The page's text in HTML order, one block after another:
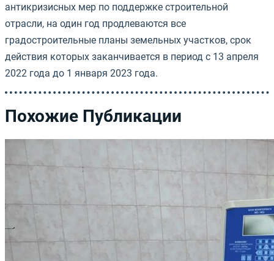
антикризисных мер по поддержке строительной
отрасли, на один год продлеваются все
градостроительные планы земельных участков, срок
действия которых заканчивается в период с 13 апреля
2022 года до 1 января 2023 года.
Похожие Публикации